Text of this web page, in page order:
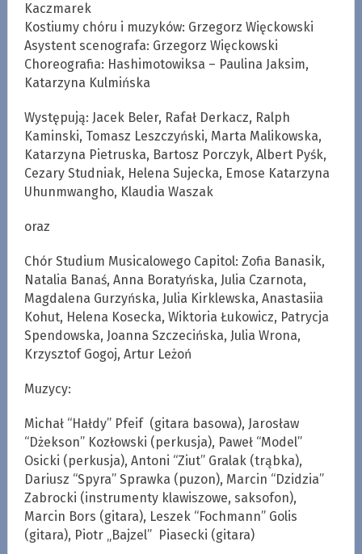
Kaczmarek
Kostiumy chóru i muzyków: Grzegorz Więckowski
Asystent scenografa: Grzegorz Więckowski
Choreografia: Hashimotowiksa – Paulina Jaksim,
Katarzyna Kulmińska
Występują: Jacek Beler, Rafał Derkacz, Ralph
Kaminski, Tomasz Leszczyński, Marta Malikowska,
Katarzyna Pietruska, Bartosz Porczyk, Albert Pyśk,
Cezary Studniak, Helena Sujecka, Emose Katarzyna
Uhunmwangho, Klaudia Waszak
oraz
Chór Studium Musicalowego Capitol: Zofia Banasik,
Natalia Banaś, Anna Boratyńska, Julia Czarnota,
Magdalena Gurzyńska, Julia Kirklewska, Anastasiia
Kohut, Helena Kosecka, Wiktoria Łukowicz, Patrycja
Spendowska, Joanna Szczecińska, Julia Wrona,
Krzysztof Gogoj, Artur Leżoń
Muzycy:
Michał “Hałdy” Pfeif (gitara basowa), Jarosław
“Dżekson” Kozłowski (perkusja), Paweł “Model”
Osicki (perkusja), Antoni “Ziut” Gralak (trąbka),
Dariusz “Spyra” Sprawka (puzon), Marcin “Dzidzia”
Zabrocki (instrumenty klawiszowe, saksofon),
Marcin Bors (gitara), Leszek “Fochmann” Golis
(gitara), Piotr „Bajzel” Piasecki (gitara)